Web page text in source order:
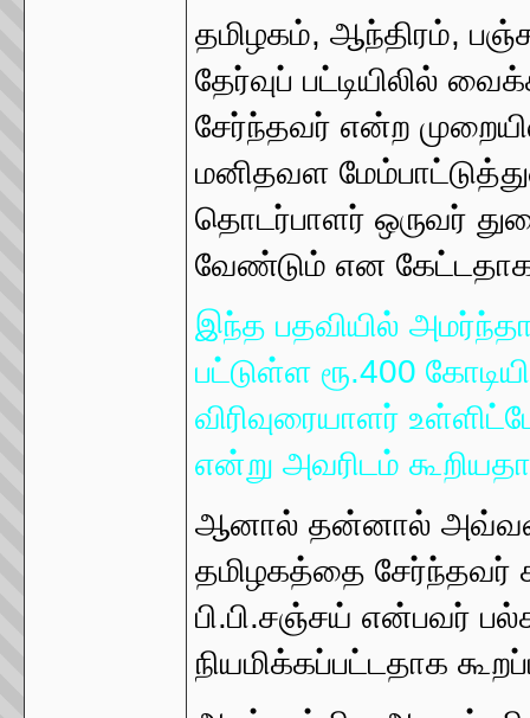
தமிழகம், ஆந்திரம்,
தேர்வுப் பட்டியிலில்
சேர்ந்தவர் என்ற
மனிதவள
தொடர்பாளர் ஒருவர்
வேண்டும் என கேட்டதாக
இந்த பதவியில்
பட்டுள்ள ரூ.400
விரிவுரையாளர்
என்று அவரிடம்
ஆனால் தன்னால்
தமிழகத்தை சேர்ந்தவர்
பி.பி.சஞ்சய் என்பவர்
நியமிக்கப்பட்டதாக